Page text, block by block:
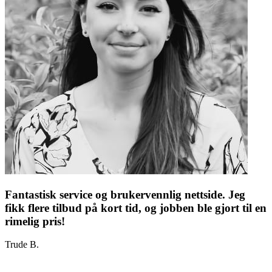
Fantastisk service og brukervennlig nettside. Jeg
fikk flere tilbud på kort tid, og jobben ble gjort til en
rimelig pris!
Trude B.